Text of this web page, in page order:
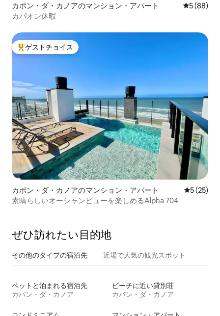
カポン・ダ・カノアのマンション・アパート レビュー
5 (88)
カパオン休暇
大好評のゲストチョイスです。
ゲストチョイス
カポン・ダ・カノアのマンション・アパート レビュー
5 (25)
素晴らしいオーシャンビューを楽しめるAlpha 704
ぜひ訪⁠れ⁠た⁠い目⁠的⁠地
その他のタ⁠イ⁠プ⁠の宿⁠泊⁠先 近場で人気の観光スポット
ペットと泊まれる宿泊先
カパン・ダ・カノア
ビーチに近い貸別荘
カパン・ダ・カノア